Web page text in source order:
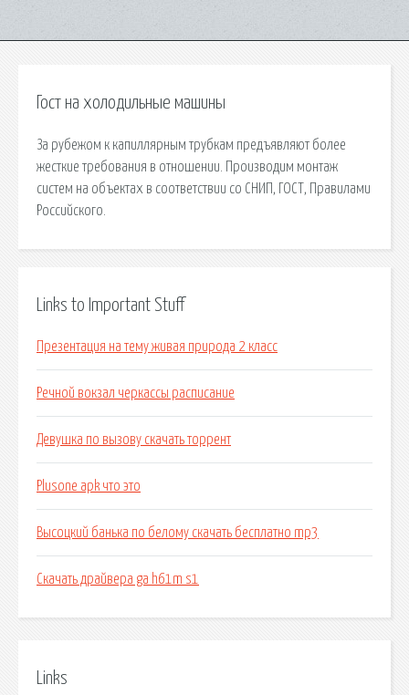
Гост на холодильные машины
За рубежом к капиллярным трубкам предъявляют более
жесткие требования в отношении. Производим монтаж
систем на объектах в соответствии со СНИП, ГОСТ, Правилами
Российского.
Links to Important Stuff
Презентация на тему живая природа 2 класс
Речной вокзал черкассы расписание
Девушка по вызову скачать торрент
Plusone apk что это
Высоцкий банька по белому скачать бесплатно mp3
Скачать драйвера ga h61m s1
Links